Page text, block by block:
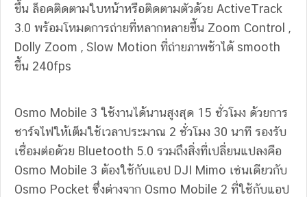
ขึ้น ล็อคติดตามใบหน้าหรือติดตามตัวด้วย ActiveTrack
3.0 พร้อมโหมดการถ่ายที่หลากหลายขึ้น Zoom Control ,
Dolly Zoom , Slow Motion ที่ถ่ายภาพช้าได้ smooth
ขึ้น 240fps
Osmo Mobile 3 ใช้งานได้นานสูงสุด 15 ชั่วโมง ด้วยการ
ชาร์จไฟให้เต็มใช้เวลาประมาณ 2 ชั่วโมง 30 นาที รองรับ
เชื่อมต่อด้วย Bluetooth 5.0 รวมถึงสิ่งที่เปลี่ยนแปลงคือ
Osmo Mobile 3 ต้องใช้กับแอป DJI Mimo เช่นเดียวกับ
Osmo Pocket ซึ่งต่างจาก Osmo Mobile 2 ที่ใช้กับแอป